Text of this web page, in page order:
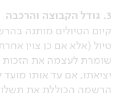
3. גודל הקבוצה והרכבה
טיול (אלא אם כן צוין
הרשמה הכוללת את